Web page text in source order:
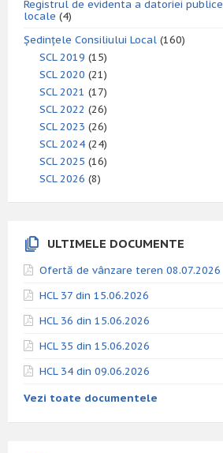
Registrul de evidenta a datoriei publice
locale (4)
Ședințele Consiliului Local (160)
SCL 2019 (15)
SCL 2020 (21)
SCL 2021 (17)
SCL 2022 (26)
SCL 2023 (26)
SCL 2024 (24)
SCL 2025 (16)
SCL 2026 (8)
ULTIMELE DOCUMENTE
Ofertă de vânzare teren 08.07.2026
HCL 37 din 15.06.2026
HCL 36 din 15.06.2026
HCL 35 din 15.06.2026
HCL 34 din 09.06.2026
Vezi toate documentele